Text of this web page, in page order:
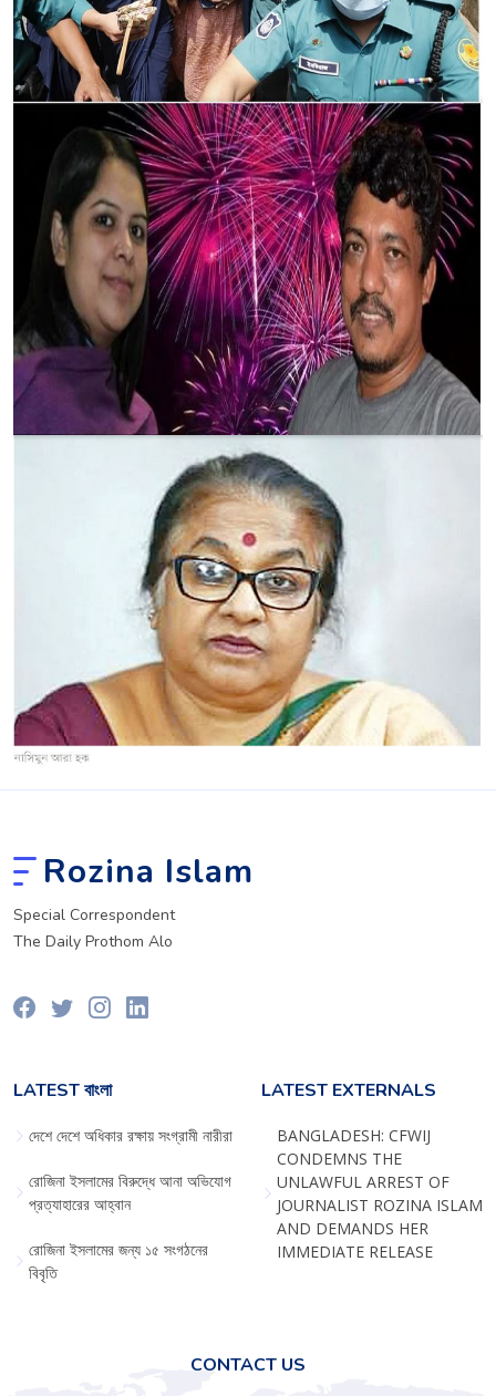
Rozina Islam
Special Correspondent
The Daily Prothom Alo
LATEST বাংলা
দেশে দেশে অধিকার রক্ষায় সংগ্রামী নারীরা
রোজিনা ইসলামের বিরুদ্ধে আনা অভিযোগ
প্রত্যাহারের আহ্বান
রোজিনা ইসলামের জন্য ১৫ সংগঠনের
বিবৃতি
LATEST EXTERNALS
BANGLADESH: CFWIJ
CONDEMNS THE
UNLAWFUL ARREST OF
JOURNALIST ROZINA ISLAM
AND DEMANDS HER
IMMEDIATE RELEASE
CONTACT US